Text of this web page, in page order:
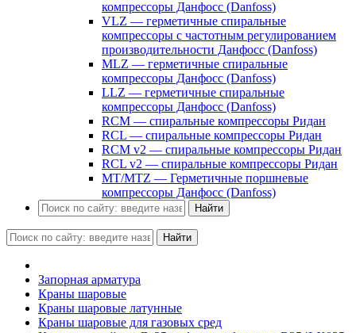
компрессоры Данфосс (Danfoss)
VLZ — герметичные спиральные
компрессоры с частотным регулированием
производительности Данфосс (Danfoss)
MLZ — герметичные спиральные
компрессоры Данфосс (Danfoss)
LLZ — герметичные спиральные
компрессоры Данфосс (Danfoss)
RCM — спиральные компрессоры Ридан
RCL — спиральные компрессоры Ридан
RCM v2 — спиральные компрессоры Ридан
RCL v2 — спиральные компрессоры Ридан
MT/MTZ — Герметичные поршневые
компрессоры Данфосс (Danfoss)
Найти
Найти
Запорная арматура
Краны шаровые
Краны шаровые латунные
Краны шаровые для газовых сред